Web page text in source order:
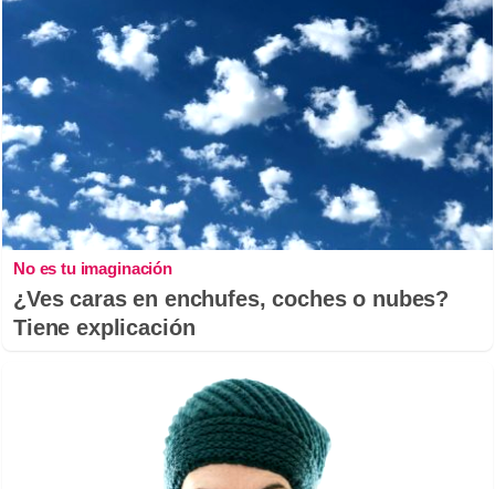
No es tu imaginación
¿Ves caras en enchufes, coches o nubes?
Tiene explicación